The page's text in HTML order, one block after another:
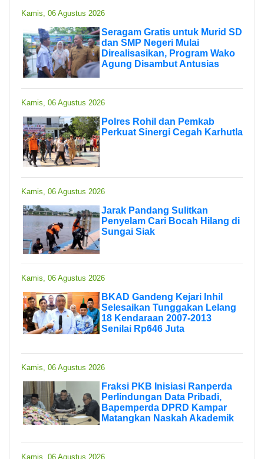
Kamis, 06 Agustus 2026
Seragam Gratis untuk Murid SD
dan SMP Negeri Mulai
Direalisasikan, Program Wako
Agung Disambut Antusias
Kamis, 06 Agustus 2026
Polres Rohil dan Pemkab
Perkuat Sinergi Cegah Karhutla
Kamis, 06 Agustus 2026
Jarak Pandang Sulitkan
Penyelam Cari Bocah Hilang di
Sungai Siak
Kamis, 06 Agustus 2026
BKAD Gandeng Kejari Inhil
Selesaikan Tunggakan Lelang
18 Kendaraan 2007-2013
Senilai Rp646 Juta
Kamis, 06 Agustus 2026
Fraksi PKB Inisiasi Ranperda
Perlindungan Data Pribadi,
Bapemperda DPRD Kampar
Matangkan Naskah Akademik
Kamis, 06 Agustus 2026